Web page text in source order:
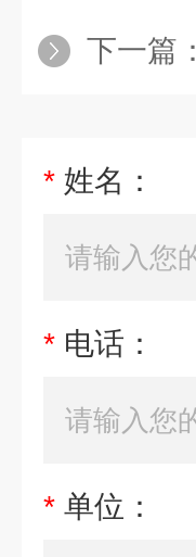
下一篇：
* 姓名：
* 电话：
* 单位：